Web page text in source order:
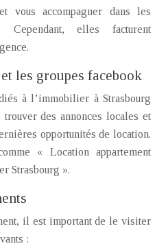
vous accompagner dans les
Cependant, elles facturent
les groupes facebook
à l’immobilier à Strasbourg
des annonces locales et
opportunités de location.
« Location appartement
Strasbourg ».
il est important de le visiter
: